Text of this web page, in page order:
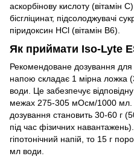
аскорбінову кислоту (вітамін
бісгліцинат, підсолоджувачі
піридоксин HCl (вітамін B6).
Як приймати Iso-Lyte
Рекомендоване дозування для
напою складає 1 мірна ложка
води. Це забезпечує
межах 275-305 мОсм/1000
дозування становить 30-60 г
під час фізичних
гіпотонічний напій, то 15 г
мл води.